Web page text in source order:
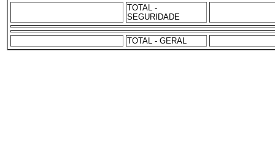
TOTAL -
SEGURIDADE
TOTAL - GERAL